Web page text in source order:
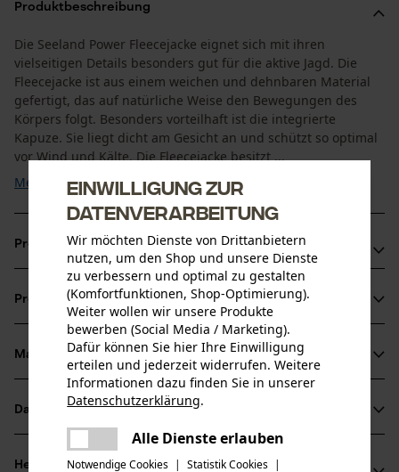
Produktbeschreibung
Die Seeland Power Fleecejacke eignet sich mit ihren
vielseitigen Details besonders gut für die aktive Jagd. Die
Fleecejacke ist aus einem weichen und dehnbaren Material
gefertigt, das auf natürliche Weise den Bewegungen des
Körpers folgt. Besonders vorteilhaft ist die integrierte
Kapuze. Sie liegt dicht am Gesicht an und schützt so optimal
vor Wind und Kälte. Die Fleecejacke besitzt ...
Mehr anzeigen
Produktvorteile
Nahezu geräuschlose Bewegung möglich
Fleecejacke ideal für die Jagd, Outdooraktivitäten und
Freizeit
Enganliegende Kapute mit elastischem Saum
Produktinformationen
Produktdetails
Ärmeltyp
Material & Pflege
Materialart
Datenblätter
Produktsicherheitsdatenblatt (PDF)
Herstellerinformationen
Einwilligung zur
Datenverarbeitung
Wir möchten Dienste von Drittanbietern
nutzen, um den Shop und unsere Dienste
zu verbessern und optimal zu gestalten
(Komfortfunktionen, Shop-Optimierung).
Weiter wollen wir unsere Produkte
bewerben (Social Media / Marketing).
Dafür können Sie hier Ihre Einwilligung
erteilen und jederzeit widerrufen. Weitere
Informationen dazu finden Sie in unserer
Datenschutzerklärung.
Alle Dienste erlauben
Notwendige Cookies | Statistik Cookies |
Es ist ein Fehler aufgetreten. Bitte
versuchen Sie es erneut.